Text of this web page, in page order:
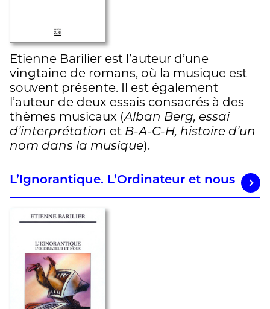
Etienne Barilier est l’auteur d’une
vingtaine de romans, où la musique est
souvent présente. Il est également
l’auteur de deux essais consacrés à des
thèmes musicaux (Alban Berg, essai
d’interprétation et B-A-C-H, histoire d’un
nom dans la musique).
L’Ignorantique. L’Ordinateur et nous